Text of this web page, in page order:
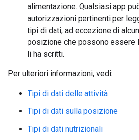
alimentazione. Qualsiasi app
autorizzazioni pertinenti per
tipi di dati, ad eccezione di
posizione che possono essere
li ha scritti.
Per ulteriori informazioni, vedi:
Tipi di dati delle attività
Tipi di dati sulla posizione
Tipi di dati nutrizionali